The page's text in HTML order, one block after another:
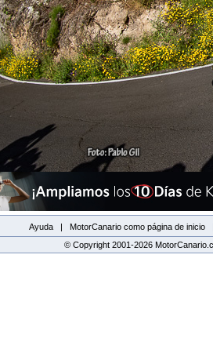
Ayuda | MotorCanario como página de inicio
© Copyright 2001-2026